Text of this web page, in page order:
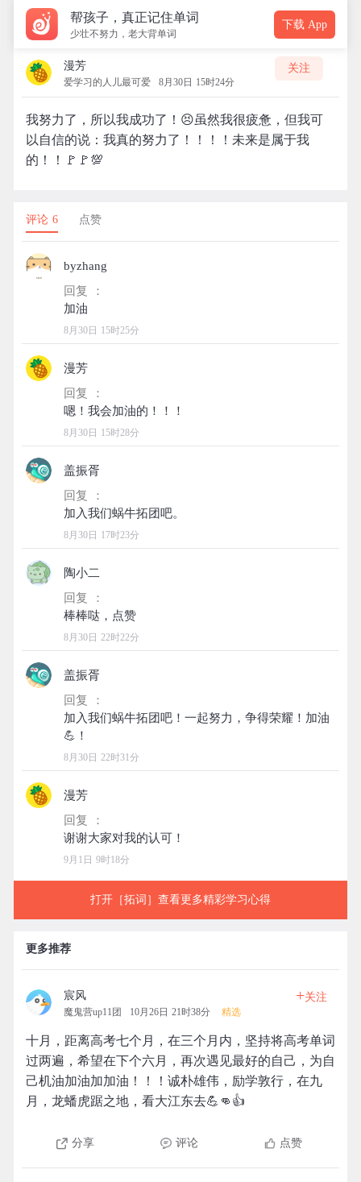
帮孩子，真正记住单词
少壮不努力，老大背单词
下载 App
漫芳
爱学习的人儿最可爱 8月30日 15时24分
关注
我努力了，所以我成功了！😣虽然我很疲惫，但我可
以自信的说：我真的努力了！！！！未来是属于我
的！！🚩🚩💯
评论 6 点赞
byzhang
回复 ：
8月30日 15时25分
漫芳
回复 ：
8月30日 15时28分
盖振胥
回复 ：
8月30日 17时23分
陶小二
回复 ：
8月30日 22时22分
盖振胥
回复 ：
加入我们蜗牛拓团吧！一起努力，争得荣耀！加油
8月30日 22时31分
漫芳
回复 ：
9月1日 9时18分
打开［拓词］查看更多精彩学习心得
更多推荐
宸风
魔鬼营up11团 10月26日 21时38分 精选
+关注
十月，距离高考七个月，在三个月内，坚持将高考单词
过两遍，希望在下个六月，再次遇见最好的自己，为自
己机油加油加加油！！！诚朴雄伟，励学敦行，在九
月，龙蟠虎踞之地，看大江东去💪👊👍
分享 评论 点赞